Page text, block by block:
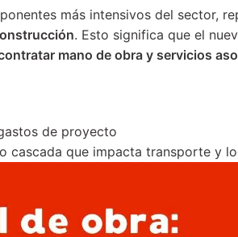
más intensivos del sector,
. Esto significa que el
mano de obra y servicios
de proyecto
cascada que impacta transporte y